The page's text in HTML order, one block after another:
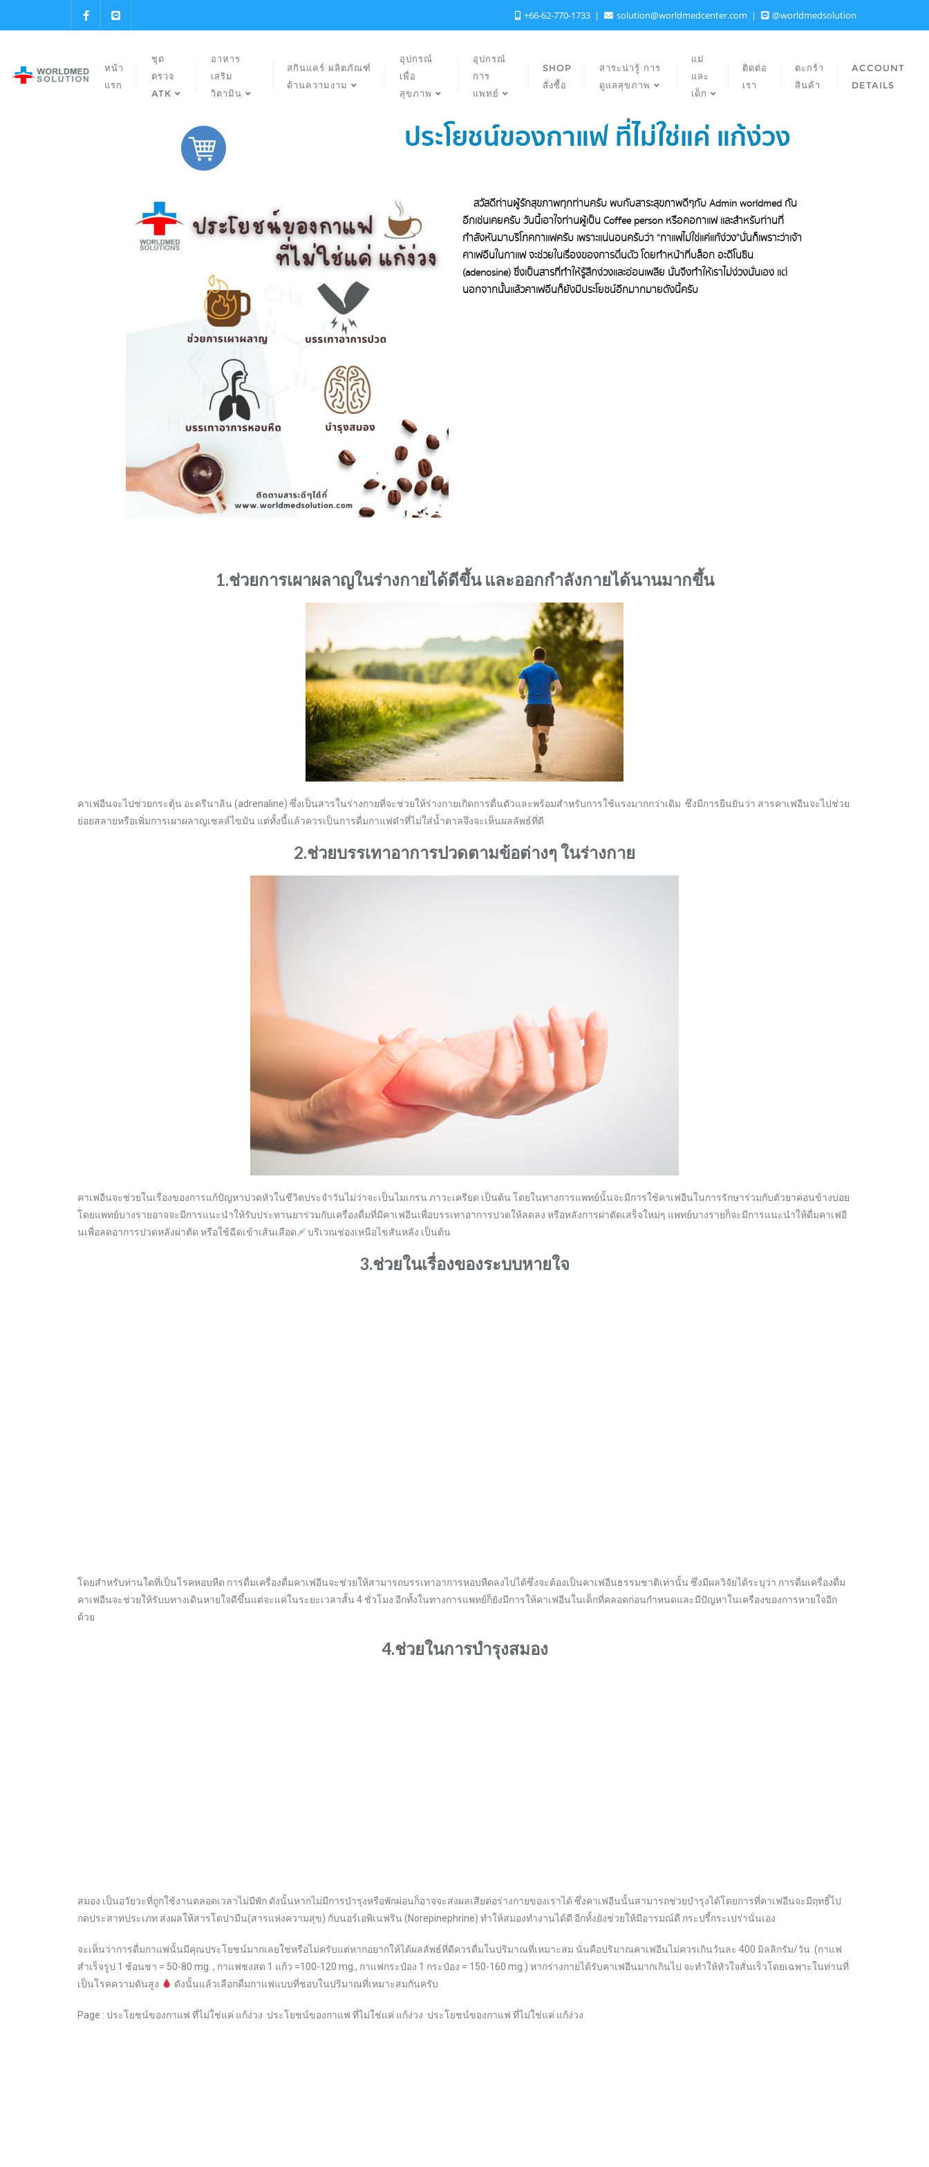
+66-62-770-1733 solution@worldmedcenter.com @worldmedsolution
หน้า
แรก
ชุด
ตรวจ
ATK
อาหาร
เสริม
วิตามิน
สกินแคร์ ผลิตภัณฑ์
ด้านความงาม
อุปกรณ์
เพื่อ
สุขภาพ
อุปกรณ์
การ
แพทย์
SHOP
สั่งซื้อ
สาระน่ารู้ การ
ดูแลสุขภาพ
แม่
และ
เด็ก
ติดต่อ
เรา
ตะกร้า
สินค้า
ACCOUNT
DETAILS
ประโยชน์ของกาแฟ ที่ไม่ใช่แค่ แก้ง่วง
สวัสดีท่านผู้รักสุขภาพทุกท่านครับ พบกับสาระสุขภาพดีๆกับ Admin worldmed กัน
อีกเช่นเคยครับ วันนี้เอาใจท่านผู้เป็น Coffee person หรือคอกาแฟ และสำหรับท่านที่
กำลังหันมาบริโภคกาแฟครับ เพราะแน่นอนครับว่า “กาแฟไม่ใช่แค่แก้ง่วง”นั่นก็เพราะว่าเจ้า
คาเฟอีนในกาแฟ จะช่วยในเรื่องของการตื่นตัว โดยทำหน้าที่บล็อก อะดีโนซิน
(adenosine) ซึ่งเป็นสารที่ทำให้รู้สึกง่วงและอ่อนเพลีย นั่นจึงทำให้เราไม่ง่วงนั่นเอง แต่
นอกจากนั้นแล้วคาเฟอีนก็ยังมีประโยชน์อีกมากมายดังนี้ครับ
1.ช่วยการเผาผลาญในร่างกายได้ดีขึ้น และออกกำลังกายได้นานมากขึ้น
คาเฟอีนจะไปช่วยกระตุ้น อะดรีนาลิน (adrenaline) ซึ่งเป็นสารในร่างกายที่จะช่วยให้ร่างกายเกิดการตื่นตัวและพร้อมสำหรับการใช้แรงมากกว่าเดิม ซึ่งมีการยืนยันว่า สารคาเฟอีนจะไปช่วย
ย่อยสลายหรือเพิ่มการเผาผลาญเซลล์ไขมัน แต่ทั้งนี้แล้วควรเป็นการดื่มกาแฟดำที่ไม่ใส่น้ำตาลจึงจะเห็นผลลัพธ์ที่ดี
2.ช่วยบรรเทาอาการปวดตามข้อต่างๆ ในร่างกาย
คาเฟอีนจะช่วยในเรื่องของการแก้ปัญหาปวดหัวในชีวิตประจำวันไม่ว่าจะเป็นไมเกรน ภาวะเครียด เป็นต้น โดยในทางการแพทย์นั้นจะมีการใช้คาเฟอีนในการรักษาร่วมกับตัวยาค่อนข้างบ่อย
โดยแพทย์บางรายอาจจะมีการแนะนำให้รับประทานยาร่วมกับเครื่องดื่มที่มีคาเฟอีนเพื่อบรรเทาอาการปวดให้ลดลง หรือหลังการผ่าตัดเสร็จใหม่ๆ แพทย์บางรายก็จะมีการแนะนำให้ดื่มคาเฟอี
นเพื่อลดอาการปวดหลังผ่าตัด หรือใช้ฉีดเข้าเส้นเลือด
บริเวณช่องเหนือไขสันหลัง เป็นต้น
3.ช่วยในเรื่องของระบบหายใจ
โดยสำหรับท่านใดที่เป็นโรคหอบหืด การดื่มเครื่องดื่มคาเฟอีนจะช่วยให้สามารถบรรเทาอาการหอบหืดลงไปได้ซึ่งจะต้องเป็นคาเฟอีนธรรมชาติเท่านั้น ซึ่งมีผลวิจัยได้ระบุว่า การดื่มเครื่องดื่ม
คาเฟอีนจะช่วยให้รับบทางเดินหายใจดีขึ้นแต่จะแค่ในระยะเวลาสั้น 4 ชั่วโมง อีกทั้งในทางการแพทย์ก็ยังมีการให้คาเฟอีนในเด็กที่คลอดก่อนกำหนดและมีปัญหาในเครื่องของการหายใจอีก
ด้วย
4.ช่วยในการบำรุงสมอง
สมอง เป็นอวัยวะที่ถูกใช้งานตลอดเวลาไม่มีพัก ดังนั้นหากไม่มีการบำรุงหรือพักผ่อนก็อาจจะส่งผลเสียต่อร่างกายของเราได้ ซึ่งคาเฟอีนนั้นสามารถช่วยบำรุงได้โดยการที่คาเฟอีนจะมีฤทธิ์ไป
กดประสาทประเภท ส่งผลให้สารโดปามีน(สารแห่งความสุข) กับนอร์เอพิเนฟริน (Norepinephrine) ทำให้สมองทำงานได้ดี อีกทั้งยังช่วยให้มีอารมณ์ดี กระปรี้กระเปร่านั่นเอง
จะเห็นว่าการดื่มกาแฟนั้นมีคุณประโยชน์มากเลยใช่หรือไม่ครับแต่หากอยากให้ได้ผลลัพธ์ที่ดีควรดื่มในปริมาณที่เหมาะสม นั่นคือปริมาณคาเฟอีนไม่ควรเกินวันละ 400 มิลลิกรัม/วัน (กาแฟ
สำเร็จรูป 1 ช้อนชา = 50-80 mg. , กาแฟชงสด 1 แก้ว =100-120 mg., กาแฟกระป๋อง 1 กระป๋อง = 150-160 mg.) หากร่างกายได้รับคาเฟอีนมากเกินไป จะทำให้หัวใจสั่นเร็วโดยเฉพาะในท่านที่
เป็นโรคความดันสูง
ดังนั้นแล้วเลือกดื่มกาแฟแบบที่ชอบในปริมาณที่เหมาะสมกันครับ
Page : ประโยชน์ของกาแฟ ที่ไม่ใช่แค่ แก้ง่วง ประโยชน์ของกาแฟ ที่ไม่ใช่แค่ แก้ง่วง ประโยชน์ของกาแฟ ที่ไม่ใช่แค่ แก้ง่วง